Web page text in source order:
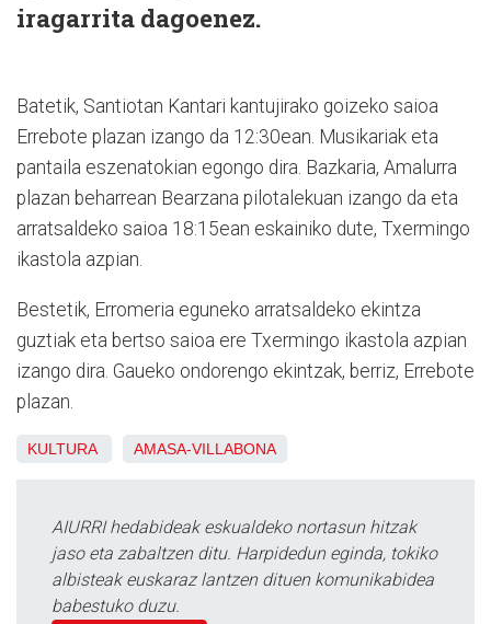
iragarrita dagoenez.
Batetik, Santiotan Kantari kantujirako goizeko saioa
Errebote plazan izango da 12:30ean. Musikariak eta
pantaila eszenatokian egongo dira. Bazkaria, Amalurra
plazan beharrean Bearzana pilotalekuan izango da eta
arratsaldeko saioa 18:15ean eskainiko dute, Txermingo
ikastola azpian.
Bestetik, Erromeria eguneko arratsaldeko ekintza
guztiak eta bertso saioa ere Txermingo ikastola azpian
izango dira. Gaueko ondorengo ekintzak, berriz, Errebote
plazan.
KULTURA AMASA-VILLABONA
AIURRI hedabideak eskualdeko nortasun hitzak
jaso eta zabaltzen ditu. Harpidedun eginda, tokiko
albisteak euskaraz lantzen dituen komunikabidea
babestuko duzu.